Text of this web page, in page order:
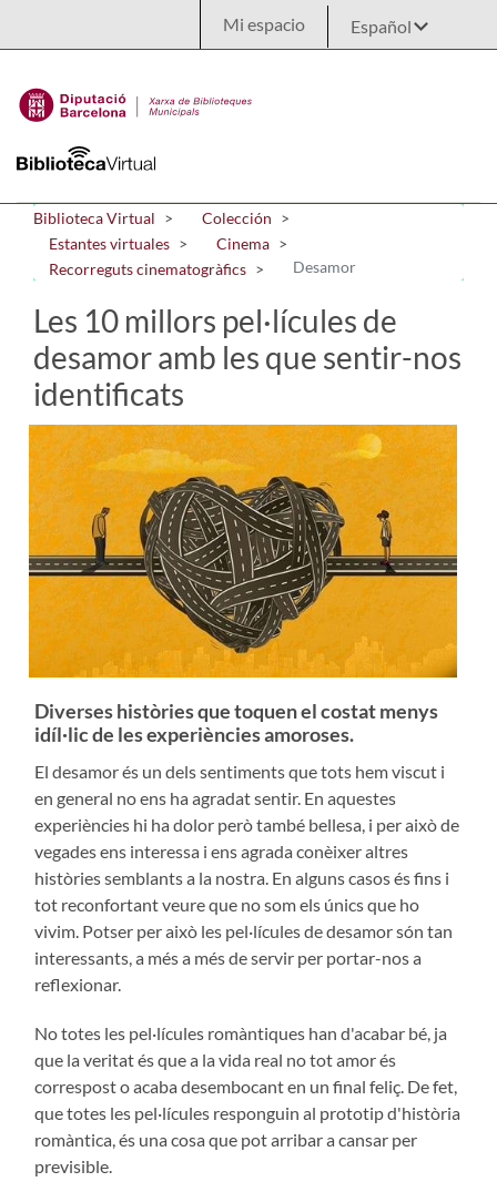
Mi espacio
Biblioteca Virtual
Colección
Estantes virtuales
Cinema
Recorreguts cinematogràfics
Desamor
Les 10 millors pel·lícules de
desamor amb les que sentir-nos
identificats
Diverses històries que toquen el costat menys
idíl·lic de les experiències amoroses.
El desamor és un dels sentiments que tots hem viscut i
en general no ens ha agradat sentir. En aquestes
experiències hi ha dolor però també bellesa, i per això de
vegades ens interessa i ens agrada conèixer altres
històries semblants a la nostra. En alguns casos és fins i
tot reconfortant veure que no som els únics que ho
vivim. Potser per això les pel·lícules de desamor són tan
interessants, a més a més de servir per portar-nos a
reflexionar.
No totes les pel·lícules romàntiques han d'acabar bé, ja
que la veritat és que a la vida real no tot amor és
correspost o acaba desembocant en un final feliç. De fet,
que totes les pel·lícules responguin al prototip d'història
romàntica, és una cosa que pot arribar a cansar per
previsible.